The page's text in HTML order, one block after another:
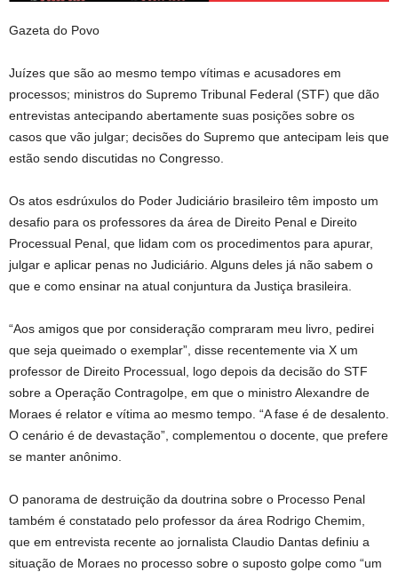
Gazeta do Povo
Juízes que são ao mesmo tempo vítimas e acusadores em
processos; ministros do Supremo Tribunal Federal (STF) que dão
entrevistas antecipando abertamente suas posições sobre os
casos que vão julgar; decisões do Supremo que antecipam leis que
estão sendo discutidas no Congresso.
Os atos esdrúxulos do Poder Judiciário brasileiro têm imposto um
desafio para os professores da área de Direito Penal e Direito
Processual Penal, que lidam com os procedimentos para apurar,
julgar e aplicar penas no Judiciário. Alguns deles já não sabem o
que e como ensinar na atual conjuntura da Justiça brasileira.
“Aos amigos que por consideração compraram meu livro, pedirei
que seja queimado o exemplar”, disse recentemente via X um
professor de Direito Processual, logo depois da decisão do STF
sobre a Operação Contragolpe, em que o ministro Alexandre de
Moraes é relator e vítima ao mesmo tempo. “A fase é de desalento.
O cenário é de devastação”, complementou o docente, que prefere
se manter anônimo.
O panorama de destruição da doutrina sobre o Processo Penal
também é constatado pelo professor da área Rodrigo Chemim,
que em entrevista recente ao jornalista Claudio Dantas definiu a
situação de Moraes no processo sobre o suposto golpe como “um